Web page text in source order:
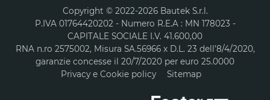
Copyright © 2022-2026 Bautek S.r.l.
P.IVA 01764420202 - Numero R.E.A : MN 178023 -
CAPITALE SOCIALE I.V. 41.600,00
RNA n.ro 2575002, Misura SA.56966 x D.L. 23 dell’8/4/2020,
garanzie concesse il 20/7/2020 per euro 25.0000
Privacy e Cookie policy
Sitemap